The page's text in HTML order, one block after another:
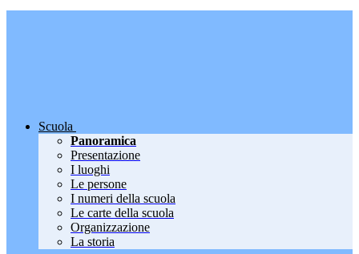
Scuola
Panoramica
Presentazione
I luoghi
Le persone
I numeri della scuola
Le carte della scuola
Organizzazione
La storia